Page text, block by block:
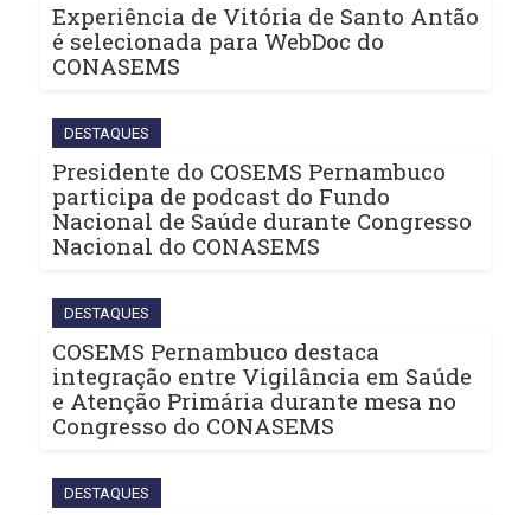
Experiência de Vitória de Santo Antão
é selecionada para WebDoc do
CONASEMS
DESTAQUES
Presidente do COSEMS Pernambuco
participa de podcast do Fundo
Nacional de Saúde durante Congresso
Nacional do CONASEMS
DESTAQUES
COSEMS Pernambuco destaca
integração entre Vigilância em Saúde
e Atenção Primária durante mesa no
Congresso do CONASEMS
DESTAQUES